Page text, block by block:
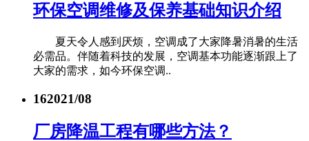
环保空调维修及保养基础知识介绍
夏天令人感到厌烦，空调成了大家降暑消暑的生活
必需品。伴随着科技的发展，空调基本功能逐渐跟上了
大家的需求，如今环保空调..
162021/08
厂房降温工程有哪些方法？